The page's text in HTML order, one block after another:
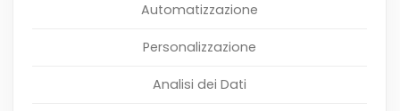
Automatizzazione
Personalizzazione
Analisi dei Dati